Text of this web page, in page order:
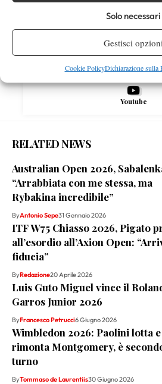
Solo necessari
Gestisci opzioni
Cookie PolicyDichiarazione sulla
Instagram
Youtube
RELATED NEWS
Australian Open 2026,
“Arrabbiata con me stessa, ma
Rybakina incredibile”
ByAntonio Sepe31 Gennaio 2026
ITF W75 Chiasso 2026, Pigato
all’esordio all’Axion Open:
fiducia”
ByRedazione20 Aprile 2026
Luis Guto Miguel vince il
Garros Junior 2026
ByFrancesco Petrucci6 Giugno 2026
Wimbledon 2026: Paolini lotta e
rimonta Montgomery, è
turno
ByTommaso de Laurentiis30 Giugno 2026